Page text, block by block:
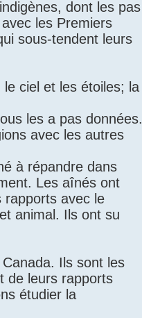
dont les pas
les Premiers
sous-tendent leurs
ciel et les étoiles; la
les a pas données.
avec les autres
à répandre dans
Les aînés ont
rapports avec le
animal. Ils ont su
Ils sont les
de leurs rapports
étudier la